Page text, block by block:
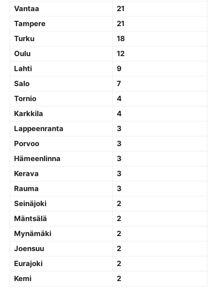
Vantaa
21
Tampere
21
Turku
18
Oulu
12
Lahti
9
Salo
7
Tornio
4
Karkkila
4
Lappeenranta
3
Porvoo
3
Hämeenlinna
3
Kerava
3
Rauma
3
Seinäjoki
2
Mäntsälä
2
Mynämäki
2
Joensuu
2
Eurajoki
2
Kemi
2